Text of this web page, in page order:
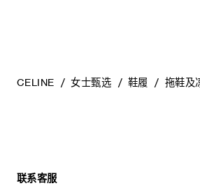
擦拭皮革，微湿时可擦拭织物面料。
CELINE 女士甄选 鞋履 拖鞋及
联系客服